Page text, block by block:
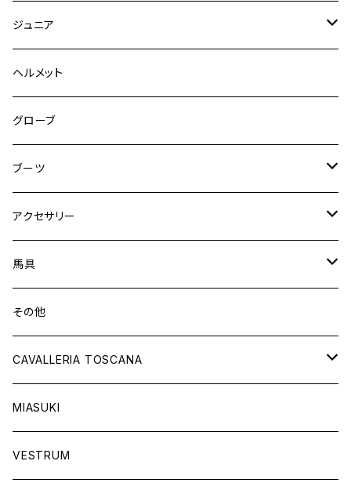
キュロット
フルグリップ
ニーグリップ
シャツ
ウェア
アウター
シャツ
競技用ジャケット
キュロット
フルグリップ
ニーグリップ
シャツ
ウェア
アウター
シャツ
ジュニア
キュロット
ウエア
ヘルメット
グローブ
ブーツ
ロングブーツ（既製品）
オーダーロングブーツ
ショートブーツ
チャップス
アクセサリー
ベルト
グローブ
ソックス
キャップ
アスコットタイ
馬具
サドルパッド
イヤーネット
バンデージ
ラグ
その他
CAVALLERIA TOSCANA
レディス
競技用ジャケット
メンズ
MIASUKI
VESTRUM